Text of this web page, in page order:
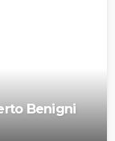
Benigni